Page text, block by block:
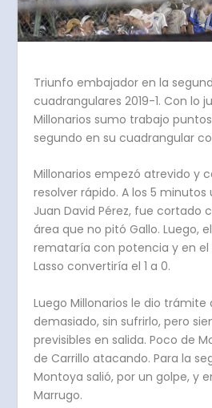
Triunfo embajador en la
cuadrangulares 2019-1. Con lo
Millonarios sumo trabajo
segundo en su cuadrangular
Millonarios empezó atrevido y
resolver rápido. A los 5 minutos
Juan David Pérez, fue cortado
área que no pitó Gallo. Luego,
remataría con potencia y en el
Lasso convertiría el 1 a 0.
Luego Millonarios le dio trámite
demasiado, sin sufrirlo, pero
previsibles en salida. Poco de
de Carrillo atacando. Para la
Montoya salió, por un golpe, y
Marrugo.